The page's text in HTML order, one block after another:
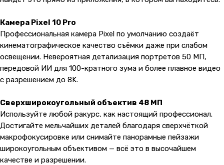
Камера Pixel 10 Pro
Профессиональная камера Pixel по умолчанию создаёт
кинематографическое качество съёмки даже при слабом
освещении. Невероятная детализация портретов 50 МП,
передовой ИИ для 100-кратного зума и более плавное видео
с разрешением до 8K.
Сверхширокоугольный объектив 48 МП
Используйте любой ракурс, как настоящий профессионал.
Достигайте мельчайших деталей благодаря сверхчёткой
макрофокусировке или снимайте панорамные пейзажи
широкоугольным объективом — всё это в высочайшем
качестве и разрешении.